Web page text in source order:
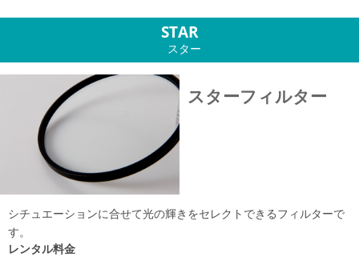
STAR
スター
スターフィルター
シチュエーションに合せて光の輝きをセレクトできるフィルターで
す。
レンタル料金